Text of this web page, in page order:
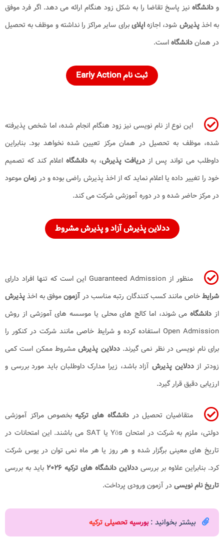
و دانشگاهنیز پاسخ تقاضا را به شکل زود هنگام ارائه می دهد. اگر فرد موفق
به اخذپذیرش شود، اجازهاپلایبرای سایر مراکز را نداشته و موظف به تحصیل
در هماندانشگاهاست.
ثبت نام Early Action
این نوع از نام نویسی نیز زود هنگام انجام شده، اما شخص پذیرفته
شده، موظف به تحصیل در همان مرکز تعیین شده نخواهد بود. بنابراین
داوطلب می تواند پس از دریافت پذیرش، به دانشگاه اعلام کند که تصمیم
خود را تغییر داده یا اعلام نماید که از اخذ پذیرش راضی بوده و در زمانموعود
در مرکز حاضر شده و در دوره آموزشی شرکت می کند.
ددلاین پذیرش آزاد و پذیرش مشروط
منظور از Guaranteed Admission این است که تنها افراد دارای
شرایطخاص مانند کسب کنندگان رتبه مناسب در آزمونموفق به اخذپذیرش
از دانشگاهمی شوند، اما کالج های محلی یا موسسه های آموزشی از روش
Open Admission استفاده کرده و شرایط خاصی مانند شرکت در کنکور را
برای نام نویسی در نظر نمی گیرند.ددلاین پذیرشمشروط ممکن است کمی
زودتر ازددلاین پذیرش آزاد باشد، زیرا مدارک داوطلبان باید مورد بررسی و
ارزیابی دقیق قرار گیرد.
متقاضیان تحصیل دردانشگاه های ترکیهبخصوص مراکز آموزشی
دولتی، ملزم به شرکت در امتحان Yös یا SAT می باشند. این امتحانات در
تاریخ های معینی برگزار شده و هر روز یا هر ماه نمی توان در یوس شرکت
کرد. بنابراین علاوه بر بررسی ددلاین دانشگاه های ترکیه ۲۰۲۶
باید به بررسی
تاریخ نام نویسیدر آزمون ورودی پرداخت.
بیشتر بخوانید : بورسیه تحصیلی ترکیه